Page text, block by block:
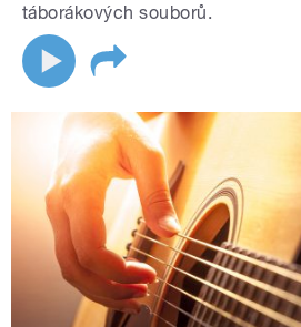
táborákových souborů.